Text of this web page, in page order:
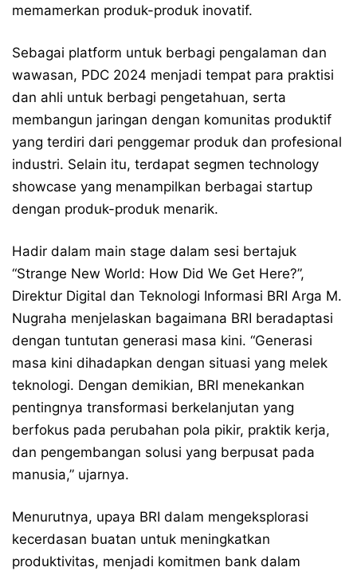
memamerkan produk-produk inovatif.
Sebagai platform untuk berbagi pengalaman dan
wawasan, PDC 2024 menjadi tempat para praktisi
dan ahli untuk berbagi pengetahuan, serta
membangun jaringan dengan komunitas produktif
yang terdiri dari penggemar produk dan profesional
industri. Selain itu, terdapat segmen technology
showcase yang menampilkan berbagai startup
dengan produk-produk menarik.
Hadir dalam main stage dalam sesi bertajuk
“Strange New World: How Did We Get Here?”,
Direktur Digital dan Teknologi Informasi BRI Arga M.
Nugraha menjelaskan bagaimana BRI beradaptasi
dengan tuntutan generasi masa kini. “Generasi
masa kini dihadapkan dengan situasi yang melek
teknologi. Dengan demikian, BRI menekankan
pentingnya transformasi berkelanjutan yang
berfokus pada perubahan pola pikir, praktik kerja,
dan pengembangan solusi yang berpusat pada
manusia,” ujarnya.
Menurutnya, upaya BRI dalam mengeksplorasi
kecerdasan buatan untuk meningkatkan
produktivitas, menjadi komitmen bank dalam